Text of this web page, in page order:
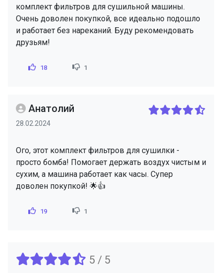
комплект фильтров для сушильной машины.
Очень доволен покупкой, все идеально подошло
и работает без нареканий. Буду рекомендовать
друзьям!
18 1
Анатолий
28.02.2024
Ого, этот комплект фильтров для сушилки -
просто бомба! Помогает держать воздух чистым и
сухим, а машина работает как часы. Супер
доволен покупкой! 🌟👍
19 1
5 / 5